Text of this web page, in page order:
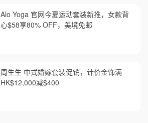
Alo Yoga 官网今夏运动套装新推，女款背
心$58享80% OFF，美境免邮
周生生 中式婚嫁套装促销，计价金饰满
HK$12,000减$400